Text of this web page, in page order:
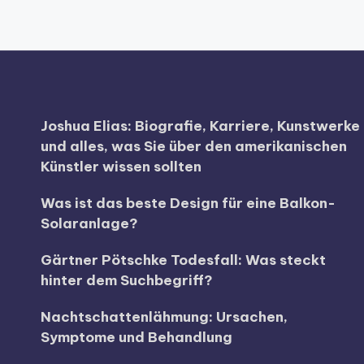
Joshua Elias: Biografie, Karriere, Kunstwerke
und alles, was Sie über den amerikanischen
Künstler wissen sollten
Was ist das beste Design für eine Balkon-
Solaranlage?
Gärtner Pötschke Todesfall: Was steckt
hinter dem Suchbegriff?
Nachtschattenlähmung: Ursachen,
Symptome und Behandlung